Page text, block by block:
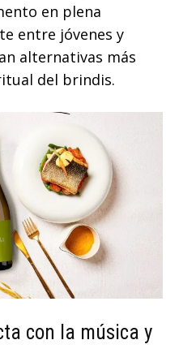
en plena
entre jóvenes y
alternativas más
del brindis.
con la música y